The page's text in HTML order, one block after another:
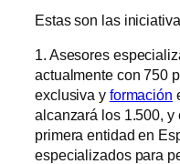
Estas son las
1. Asesores
actualmente con 750
exclusiva y formación
alcanzará los 1.500, y
primera entidad en
especializados para